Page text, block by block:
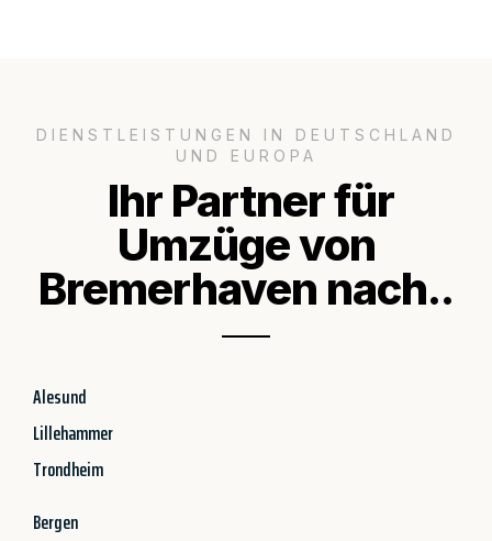
DIENSTLEISTUNGEN IN DEUTSCHLAND
UND EUROPA
Ihr Partner für
Umzüge von
Bremerhaven nach..
Alesund
Lillehammer
Trondheim
Bergen